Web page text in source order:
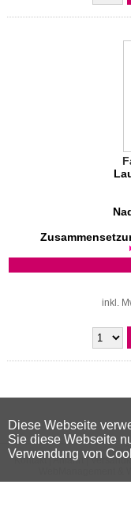
Diese Webseite
Sie diese Webseite
Verwendung von
inkl.
©
Kontakt |Anfahrt |